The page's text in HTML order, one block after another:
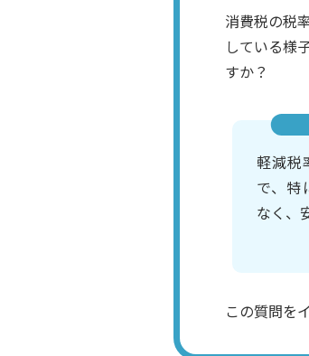
消費税の税
している様
すか？
軽減税
で、特
なく、
この質問を